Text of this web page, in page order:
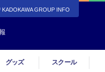
KADOKAWA GROUP INFO
グッズ スクール